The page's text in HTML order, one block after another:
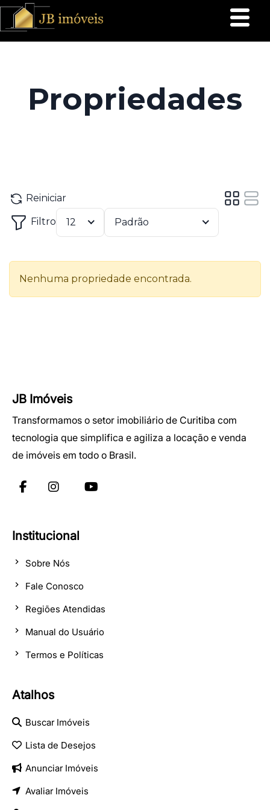
JB Imóveis
Transformamos o setor imobiliário de Curitiba com
tecnologia que simplifica e agiliza a locação e venda
de imóveis em todo o Brasil.
Institucional
Sobre Nós
Fale Conosco
Regiões Atendidas
Manual do Usuário
Termos e Políticas
Atalhos
Buscar Imóveis
Lista de Desejos
Anunciar Imóveis
Avaliar Imóveis